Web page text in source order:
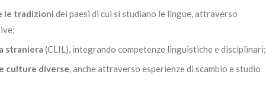
le tradizioni dei paesi di cui si studiano le lingue, attraverso
straniera (CLIL), integrando competenze linguistiche e disciplinari;
culture diverse, anche attraverso esperienze di scambio e studio